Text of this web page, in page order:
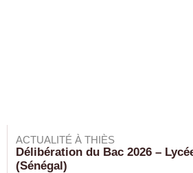
ACTUALITÉ À THIÈS
Délibération du Bac 2026 –
(Sénégal)